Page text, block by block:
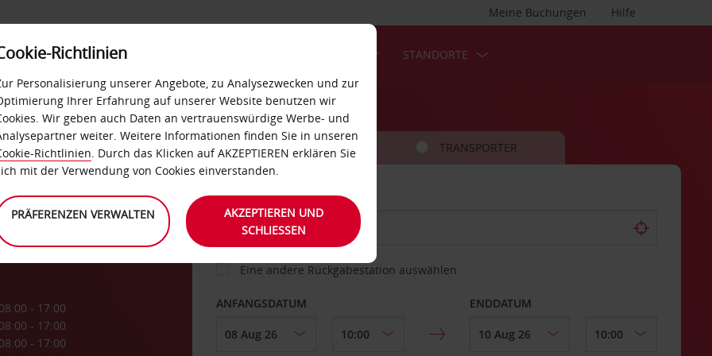
Hilfe
Meine Buchungen
SELF-SERVICES STANDORTE
08:00 - 17:00
08:00 - 17:00
08:00 - 17:00
FAHRZEUG TRANSPORTER
ABHOLEN VON
Eine andere Rückgabestation auswählen
ANFANGSDATUM ENDDATUM
Richtlinien
Personalisierung unserer Angebote, zu Analysezwecken und zur
Ihrer Erfahrung auf unserer Website benutzen wir
Wir geben auch Daten an vertrauenswürdige Werbe- und
weiter. Weitere Informationen finden Sie in unseren
Richtlinien. Durch das Klicken auf AKZEPTIEREN erklären Sie
mit der Verwendung von Cookies einverstanden.
PRÄFERENZEN VERWALTEN
AKZEPTIEREN UND
SCHLIESSEN